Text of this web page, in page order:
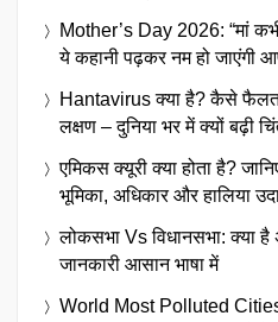
Mother’s Day 2026: “मां
ये कहानी पढ़कर नम हो जाएंगी
Hantavirus क्या है? कैसे
लक्षण – दुनिया भर में क्यों बढ़ी
एमिकस क्यूरी क्या होता है?
भूमिका, अधिकार और हालिया
लोकसभा Vs विधानसभा: क्या है
जानकारी आसान भाषा में
World Most Polluted